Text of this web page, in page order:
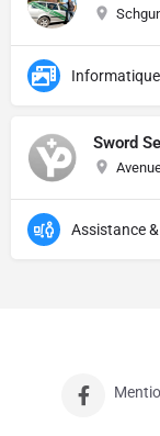
Informatique
Sword
Assistance